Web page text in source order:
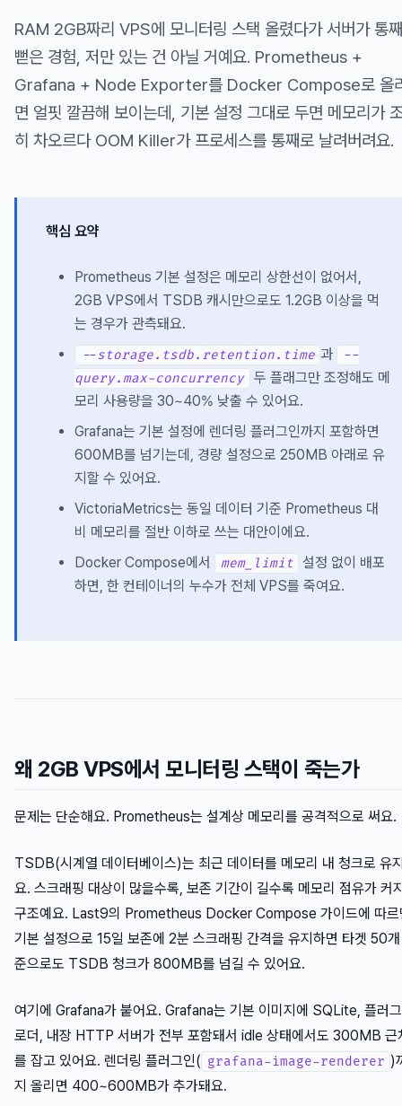
RAM 2GB짜리 VPS에 모니터링 스택 올렸다가 서버가 통
뻗은 경험, 저만 있는 건 아닐 거예요. Prometheus +
Grafana + Node Exporter를 Docker Compose로 올
면 얼핏 깔끔해 보이는데, 기본 설정 그대로 두면 메모리가
히 차오르다 OOM Killer가 프로세스를 통째로 날려버려요.
핵심 요약
Prometheus 기본 설정은 메모리 상한선이 없어서,
2GB VPS에서 TSDB 캐시만으로도 1.2GB 이상을 먹
는 경우가 관측돼요.
--storage.tsdb.retention.time 과
--
query.max-concurrency
두 플래그만 조정해도 메
모리 사용량을 30~40% 낮출 수 있어요.
Grafana는 기본 설정에 렌더링 플러그인까지 포함하면
600MB를 넘기는데, 경량 설정으로 250MB 아래로 유
지할 수 있어요.
VictoriaMetrics는 동일 데이터 기준 Prometheus 대
비 메모리를 절반 이하로 쓰는 대안이에요.
Docker Compose에서
mem_limit
설정 없이 배포
하면, 한 컨테이너의 누수가 전체 VPS를 죽여요.
왜 2GB VPS에서 모니터링 스택이 죽는가
문제는 단순해요. Prometheus는 설계상 메모리를 공격적으로 써요.
TSDB(시계열 데이터베이스)는 최근 데이터를 메모리 내 청크로 유
요. 스크래핑 대상이 많을수록, 보존 기간이 길수록 메모리 점유가 커
구조예요. Last9의 Prometheus Docker Compose 가이드에 따르
기본 설정으로 15일 보존에 2분 스크래핑 간격을 유지하면 타겟 50
준으로도 TSDB 청크가 800MB를 넘길 수 있어요.
여기에 Grafana가 붙어요. Grafana는 기본 이미지에 SQLite, 플러
로더, 내장 HTTP 서버가 전부 포함돼서 idle 상태에서도 300MB 근
를 잡고 있어요. 렌더링 플러그인( grafana-image-renderer )
지 올리면 400~600MB가 추가돼요.